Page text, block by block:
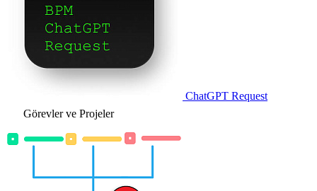
ChatGPT Request
Görevler ve Projeler